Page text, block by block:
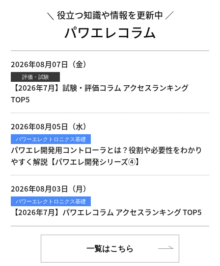
役立つ知識や情報を更新中
パワエレコラム
2026年08月07日（金）
評価・試験
【2026年7月】試験・評価コラム アクセスランキング
TOP5
2026年08月05日（水）
パワーエレクトロニクス基礎
パワエレ開発用コントローラとは？役割や必要性をわかり
やすく解説【パワエレ開発シリーズ④】
2026年08月03日（月）
パワーエレクトロニクス基礎
【2026年7月】パワエレコラム アクセスランキング TOP5
一覧はこちら